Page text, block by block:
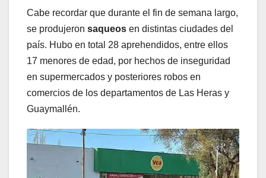
Cabe recordar que durante el fin de semana largo,
se produjeron saqueos en distintas ciudades del
país. Hubo en total 28 aprehendidos, entre ellos
17 menores de edad, por hechos de inseguridad
en supermercados y posteriores robos en
comercios de los departamentos de Las Heras y
Guaymallén.